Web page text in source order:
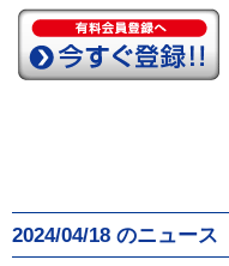
2024/04/18 のニュース